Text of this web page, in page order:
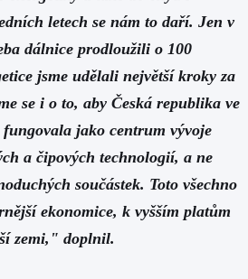
letech se nám to daří. Jen v
dálnice prodloužili o 100
jsme udělali největší kroky za
se i o to, aby Česká republika ve
fungovala jako centrum vývoje
a čipových technologií, a ne
součástek. Toto všechno
ekonomice, k vyšším platům
zemi," doplnil.